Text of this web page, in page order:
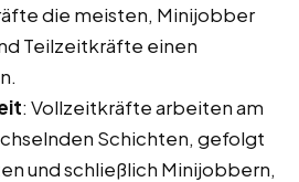
die meisten, Minijobber
Teilzeitkräfte einen
: Vollzeitkräfte arbeiten am
Schichten, gefolgt
und schließlich Minijobbern,